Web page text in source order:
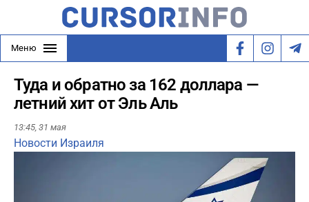
Меню
Туда и обратно за 162 доллара —
летний хит от Эль Аль
13:45, 31 мая
Новости Израиля